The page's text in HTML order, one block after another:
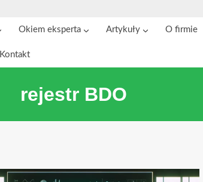
Okiem eksperta Artykuły O firmie
Kontakt
rejestr BDO